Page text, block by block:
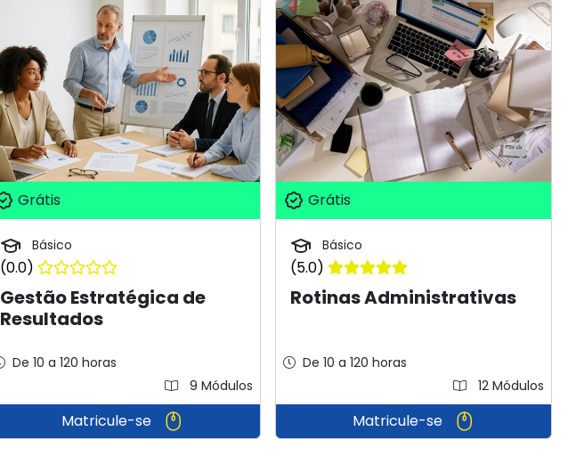
Grátis
Básico
(0.0)
Gestão Estratégica de
Resultados
De 10 a 120 horas
9 Módulos
Matricule-se
Grátis
Básico
(5.0)
Rotinas Administrativas
De 10 a 120 horas
12 Módulos
Matricule-se